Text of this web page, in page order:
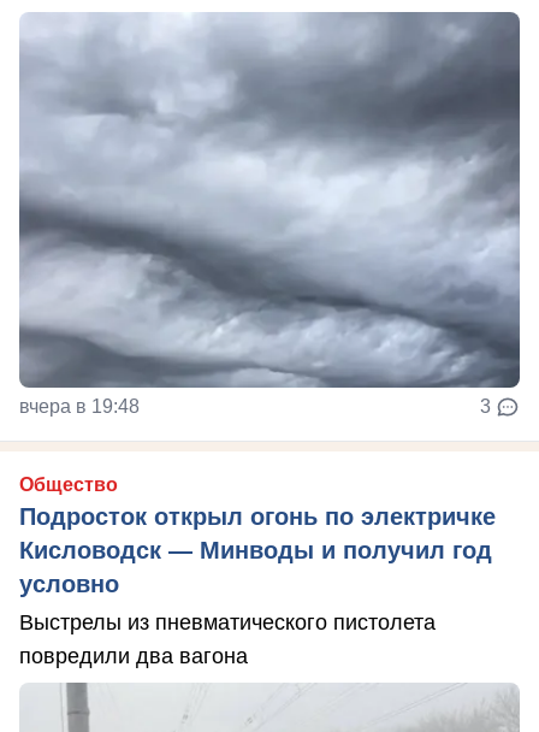
вчера в 19:48 3
Общество
Подросток открыл огонь по электричке
Кисловодск — Минводы и получил год
условно
Выстрелы из пневматического пистолета
повредили два вагона